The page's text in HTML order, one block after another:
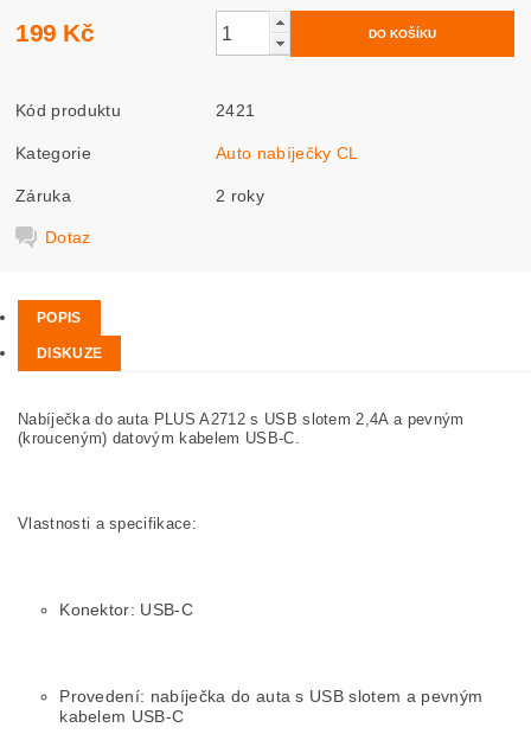
199 Kč
Kód produktu 2421
Kategorie Auto nabíječky CL
Záruka 2 roky
Dotaz
POPIS
DISKUZE
Nabíječka do auta PLUS A2712 s USB slotem 2,4A a pevným
(krouceným) datovým kabelem USB-C.
Vlastnosti a specifikace:
Konektor: USB-C
Provedení: nabíječka do auta s USB slotem a pevným
kabelem USB-C